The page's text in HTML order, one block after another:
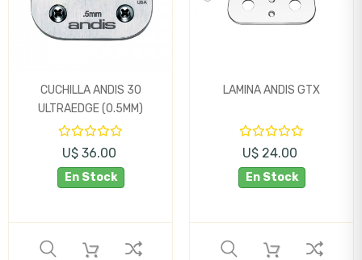
CUCHILLA ANDIS 30
ULTRAEDGE (0.5MM)
U$ 36.00
En Stock
LAMINA ANDIS GTX
U$ 24.00
En Stock